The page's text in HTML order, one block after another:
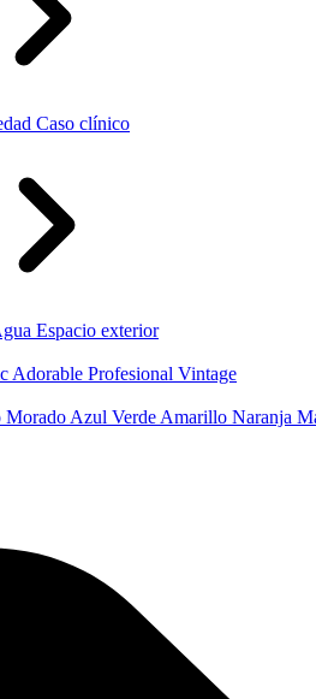
Caso clínico
Espacio exterior
Adorable Profesional Vintage
Morado Azul Verde Amarillo Naranja